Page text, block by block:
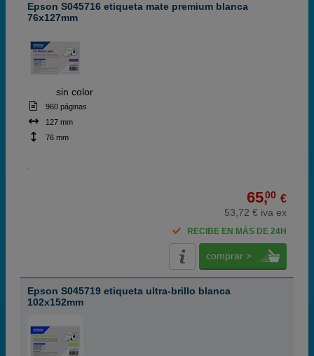
Epson S045716 etiqueta mate premium blanca
76x127mm
sin color
960 páginas
127 mm
76 mm
65,00 €
53,72 € iva ex
RECIBE EN MÁS DE 24H
comprar >
Epson S045719 etiqueta ultra-brillo blanca
102x152mm